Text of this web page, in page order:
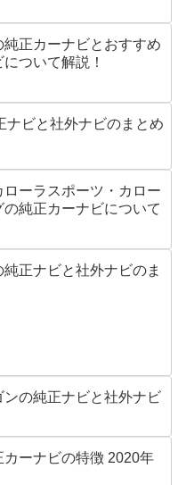
正カーナビとおすすめ
ついて解説！
ナビと社外ナビのまとめ
ローラスポーツ・カロー
の純正カーナビについて
正ナビと社外ナビのま
ンの純正ナビと社外ナビ
カーナビの特徴 2020年